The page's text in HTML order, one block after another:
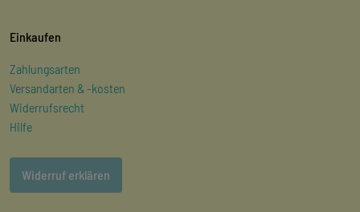
Einkaufen
Zahlungsarten
Versandarten & -kosten
Widerrufsrecht
Hilfe
Widerruf erklären